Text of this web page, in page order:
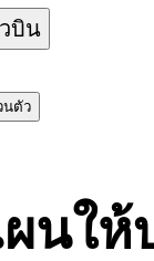
บิน
นตัว
ผนใ